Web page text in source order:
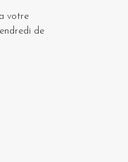
votre
de